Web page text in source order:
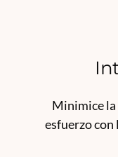
Minimice la
esfuerzo con